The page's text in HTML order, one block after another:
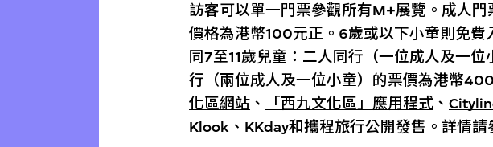
訪客可以單一門票參觀所有M+展覽。成人
價格為港幣100元正。6歲或以下小童則免費
同7至11歲兒童：二人同行（一位成人及一
行（兩位成人及一位小童）的票價為港幣
化區網站 、 「西九文化區」應用程式 、
Klook 、 KKday和攜程旅行公開發售。詳情請